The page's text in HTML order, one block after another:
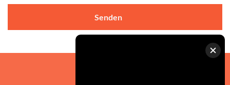
Senden